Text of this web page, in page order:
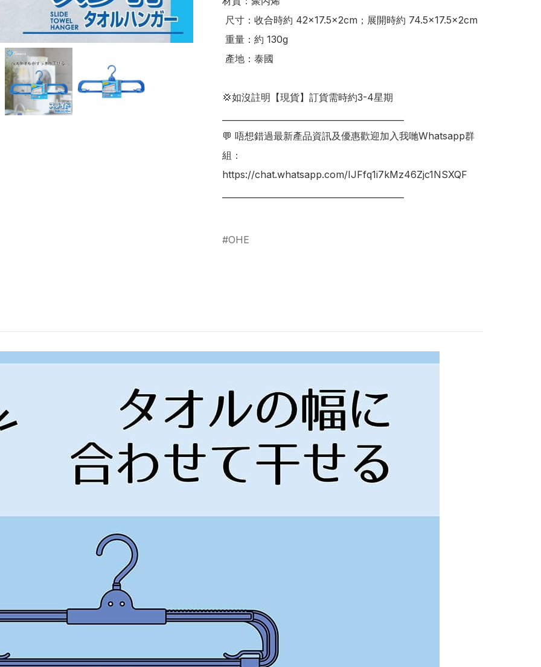
💢如沒註明【現貨】訂貨需時約3-4星期
💬 唔想錯過最新產品資訊及優惠歡迎加入我哋Whatsapp群
組：
https://chat.whatsapp.com/IJFfq1i7kMz46Zjc1NSXQF
OHE